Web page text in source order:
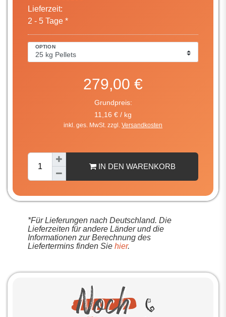
Lieferzeit:
2 - 5 Tage *
OPTION
279,00 €
Grundpreis:
11,16 € / kg
inkl. ges. MwSt. zzgl. Versandkosten
IN DEN WARENKORB
*Für Lieferungen nach Deutschland. Die
Lieferzeiten für andere Länder und die
Informationen zur Berechnung des
Liefertermins finden Sie hier.